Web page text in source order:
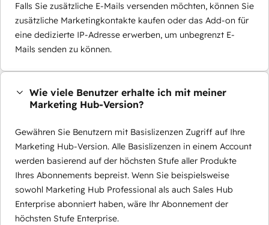
Falls Sie zusätzliche E-Mails versenden möchten, können Sie
zusätzliche Marketingkontakte kaufen oder das Add-on für
eine dedizierte IP-Adresse erwerben, um unbegrenzt E-
Mails senden zu können.
Wie viele Benutzer erhalte ich mit meiner
Marketing Hub-Version?
Gewähren Sie Benutzern mit Basislizenzen Zugriff auf Ihre
Marketing Hub-Version. Alle Basislizenzen in einem Account
werden basierend auf der höchsten Stufe aller Produkte
Ihres Abonnements bepreist. Wenn Sie beispielsweise
sowohl Marketing Hub Professional als auch Sales Hub
Enterprise abonniert haben, wäre Ihr Abonnement der
höchsten Stufe Enterprise.